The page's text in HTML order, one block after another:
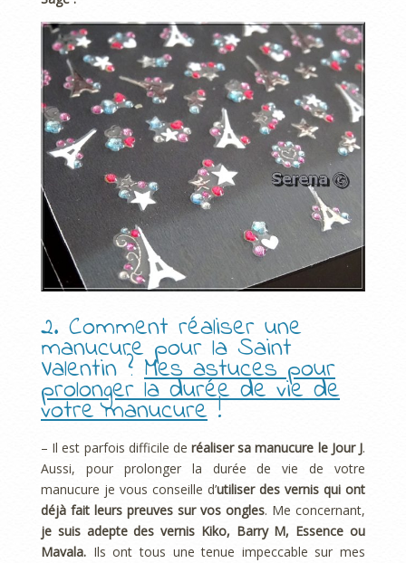
2. Comment réaliser une
manucure pour la Saint
Valentin ? Mes astuces pour
prolonger la durée de vie de
votre manucure!
– Il est parfois difficile deréaliser sa manucure le Jour J.
Aussi, pour prolonger la durée de vie de votre
manucure je vous conseille d’utiliser des vernis qui ont
déjà fait leurs preuves sur vos ongles. Me concernant,
je suis adepte des vernis Kiko, Barry M, Essence ou
Mavala. Ils ont tous une tenue impeccable sur mes